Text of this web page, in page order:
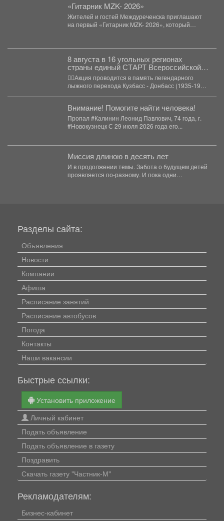
«Гитарник MZK- 2026»
Жителей и гостей Междуреченска приглашают
на первый «Гитарник MZK- 2026», который
8 августа в 16 угольных регионах
страны единый СТАРТ Всероссийской
акции «Шахтерское братство. Сильные
духом».
🏃‍♀️Акция проводится в память легендарного
лыжного перехода Кузбасс - Донбасс (1935-1936
Внимание! Помогите найти человека!
Пропал #Калинин Леонид Павлович, 74 года, г.
#Новокузнецк С 29 июля 2026 года его...
Миссия длиною в десять лет
И в продолжении темы. Забота о будущем детей
проявляется по-разному. И пока одни
Разделы сайта:
Объявления
Новости
Компании
Афиша
Расписание занятий
Расписание автобусов
Погода
Контакты
Наши вакансии
Быстрые ссылки:
Установить приложение
Личный кабинет
Подать объявление
Подать объявление в газету
Поздравить
Скачать газету "Частник-М"
Рекламодателям:
Бизнес-кабинет